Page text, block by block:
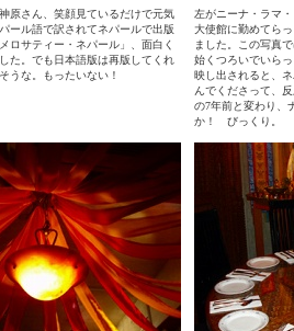
原さん、笑顔見ているだけで元気
ール語で訳されてネパールで出版
ロサティー・ネパール」、面白く
た。でも日本語版は再版してくれ
うな。もったいない！
左がニーナ・ラマ
大使館に勤めてら
ました。この写真
始くつろいでいら
映し出されると、
んでくださって、
の7年前と変わり、
か！ びっくり。